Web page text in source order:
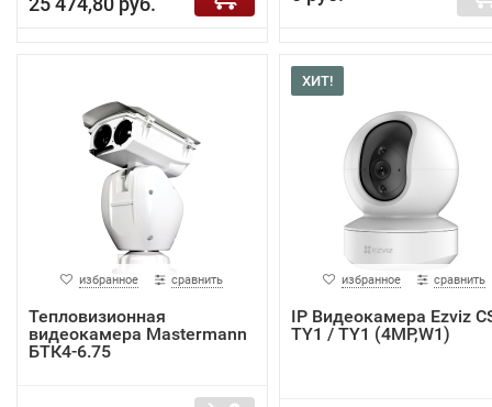
избранное сравнить
Тепловизионная
видеокамера Mastermann
БТК4-6.75
ХИТ!
избранное сравнить
IP Видеокамера Ezviz
TY1 / TY1 (4MP,W1)